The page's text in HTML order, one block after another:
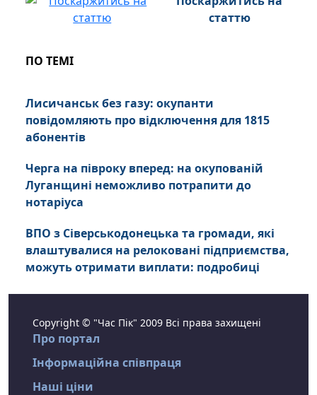
статтю
ПО ТЕМІ
Лисичанськ без газу: окупанти
повідомляють про відключення для 1815
абонентів
Черга на півроку вперед: на окупованій
Луганщині неможливо потрапити до
нотаріуса
ВПО з Сіверськодонецька та громади, які
влаштувалися на релоковані підприємства,
можуть отримати виплати: подробиці
Copyright © "Час Пік" 2009 Всі права захищені
Про портал
Інформаційна співпраця
Наші ціни